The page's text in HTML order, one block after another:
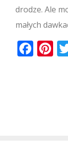
drodze. Ale
małych